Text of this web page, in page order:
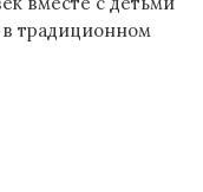
в традиционном